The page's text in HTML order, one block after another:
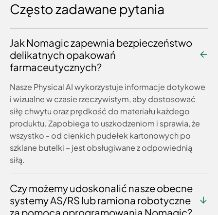
Często zadawane pytania
Jak Nomagic zapewnia bezpieczeństwo
delikatnych opakowań
farmaceutycznych?
Nasze Physical AI wykorzystuje informacje dotykowe
i wizualne w czasie rzeczywistym, aby dostosować
siłę chwytu oraz prędkość do materiału każdego
produktu. Zapobiega to uszkodzeniom i sprawia, że
wszystko - od cienkich pudełek kartonowych po
szklane butelki – jest obsługiwane z odpowiednią
siłą.
Czy możemy udoskonalić nasze obecne
systemy AS/RS lub ramiona robotyczne
za pomocą oprogramowania Nomagic?